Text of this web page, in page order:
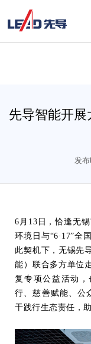
先导智能开
发
6月13日，恰逢无
环境日与“6·17”全
此契机下，无锡先
能）联合多方单位
复专项公益活动
行、慈善赋能、公
干践行生态责任，